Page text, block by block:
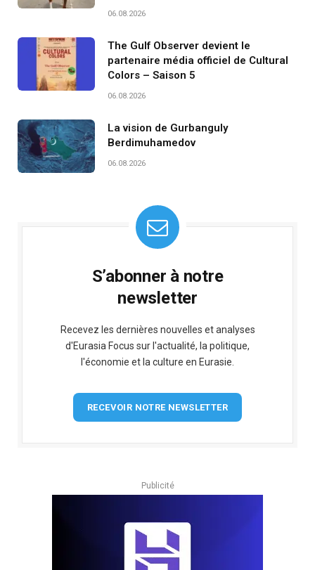
06.08.2026
The Gulf Observer devient le
partenaire média officiel de Cultural
Colors – Saison 5
06.08.2026
La vision de Gurbanguly
Berdimuhamedov
06.08.2026
S’abonner à notre
newsletter
Recevez les dernières nouvelles et analyses
d'Eurasia Focus sur l'actualité, la politique,
l'économie et la culture en Eurasie.
RECEVOIR NOTRE NEWSLETTER
Publicité